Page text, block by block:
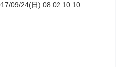
09/24(日) 08:02:10.10